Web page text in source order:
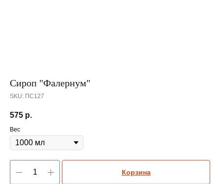
Сироп "Фалернум"
SKU: ПС127
575 р.
Вес
Корзина